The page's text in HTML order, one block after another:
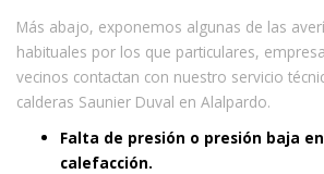
Más abajo, exponemos algunas de las
habituales por los que particulares,
vecinos contactan con nuestro servicio
calderas Saunier Duval en Alalpardo.
Falta de presión o presión baja
calefacción.